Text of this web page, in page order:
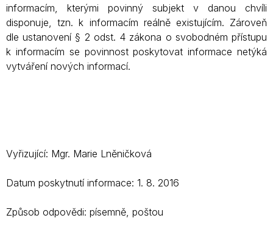
informacím, kterými povinný subjekt v danou chvíli
disponuje, tzn. k informacím reálně existujícím. Zároveň
dle ustanovení § 2 odst. 4 zákona o svobodném přístupu
k informacím se povinnost poskytovat informace netýká
vytváření nových informací.
Vyřizující: Mgr. Marie Lněničková
Datum poskytnutí informace: 1. 8. 2016
Způsob odpovědi: písemně, poštou